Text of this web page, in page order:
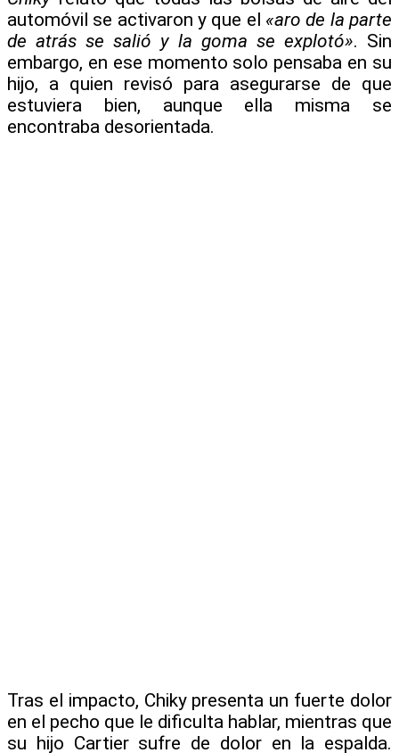
automóvil se activaron y que el «aro de la parte
de atrás se salió y la goma se explotó». Sin
embargo, en ese momento solo pensaba en su
hijo, a quien revisó para asegurarse de que
estuviera bien, aunque ella misma se
encontraba desorientada.
Tras el impacto, Chiky presenta un fuerte dolor
en el pecho que le dificulta hablar, mientras que
su hijo Cartier sufre de dolor en la espalda.